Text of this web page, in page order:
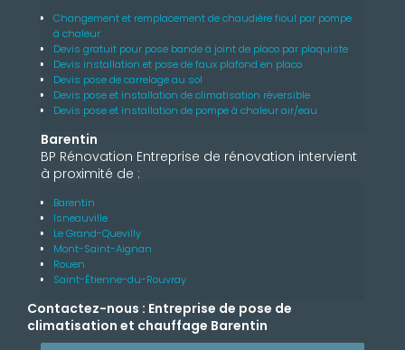
Changement et remplacement de chaudière fioul par pompe
à chaleur
Devis gratuit pour pose bande à joint de placo par plaquiste
Devis installation et pose de faux plafond en placo
Devis pose de carrelage au sol
Devis pose et installation de climatisation réversible
Devis pose et installation de pompe à chaleur air/eau
Barentin
BP Rénovation Entreprise de rénovation intervient
à proximité de :
Barentin
Isneauville
Le Grand-Quevilly
Mont-Saint-Aignan
Rouen
Saint-Étienne-du-Rouvray
Contactez-nous : Entreprise de pose de
climatisation et chauffage Barentin